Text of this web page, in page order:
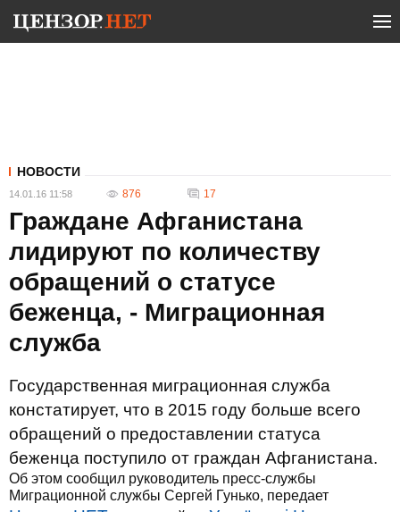
НОВОСТИ
14.01.16 11:58 876 17
Граждане Афганистана
лидируют по количеству
обращений о статусе
беженца, - Миграционная
служба
Государственная миграционная служба
констатирует, что в 2015 году больше всего
обращений о предоставлении статуса
беженца поступило от граждан Афганистана.
Об этом сообщил руководитель пресс-службы
Миграционной службы Сергей Гунько, передает